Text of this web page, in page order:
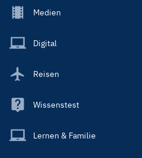
Footer
Main
Medien
Digital
Reisen
Wissenstest
Lernen & Familie